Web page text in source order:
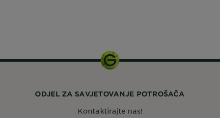
ODJEL ZA SAVJETOVANJE POTROŠAČA
Kontaktirajte nas!